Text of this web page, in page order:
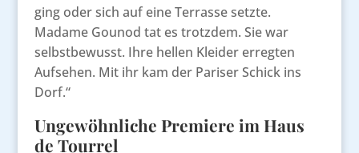
ging oder sich auf eine Terrasse setzte.
Madame Gounod tat es trotzdem. Sie war
selbstbewusst. Ihre hellen Kleider erregten
Aufsehen. Mit ihr kam der Pariser Schick ins
Dorf.“
Ungewöhnliche Premiere im Haus
de Tourrel